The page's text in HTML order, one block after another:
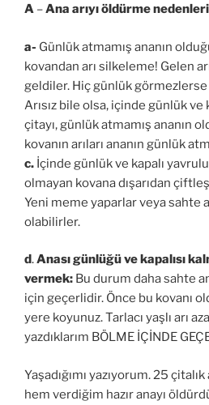
A –Ana arıyı öldürme
a- Günlük atmamış ananın
kovandan arı silkeleme! Gelen
geldiler. Hiç günlük görmezlerse
Arısız bile olsa, içinde günlük ve
çitayı, günlük atmamış ananın
kovanın arıları ananın günlük
c. İçinde günlük ve kapalı
olmayan kovana dışarıdan
Yeni meme yaparlar veya sahte
olabilirler.
d.Anası günlüğü ve kapalısı
vermek: Bu durum daha sahte
için geçerlidir. Önce bu kovanı
yere koyunuz. Tarlacı yaşlı arı
yazdıklarım BÖLME İÇİNDE
Yaşadığımı yazıyorum. 25 çitalık
hem verdiğim hazır anayı